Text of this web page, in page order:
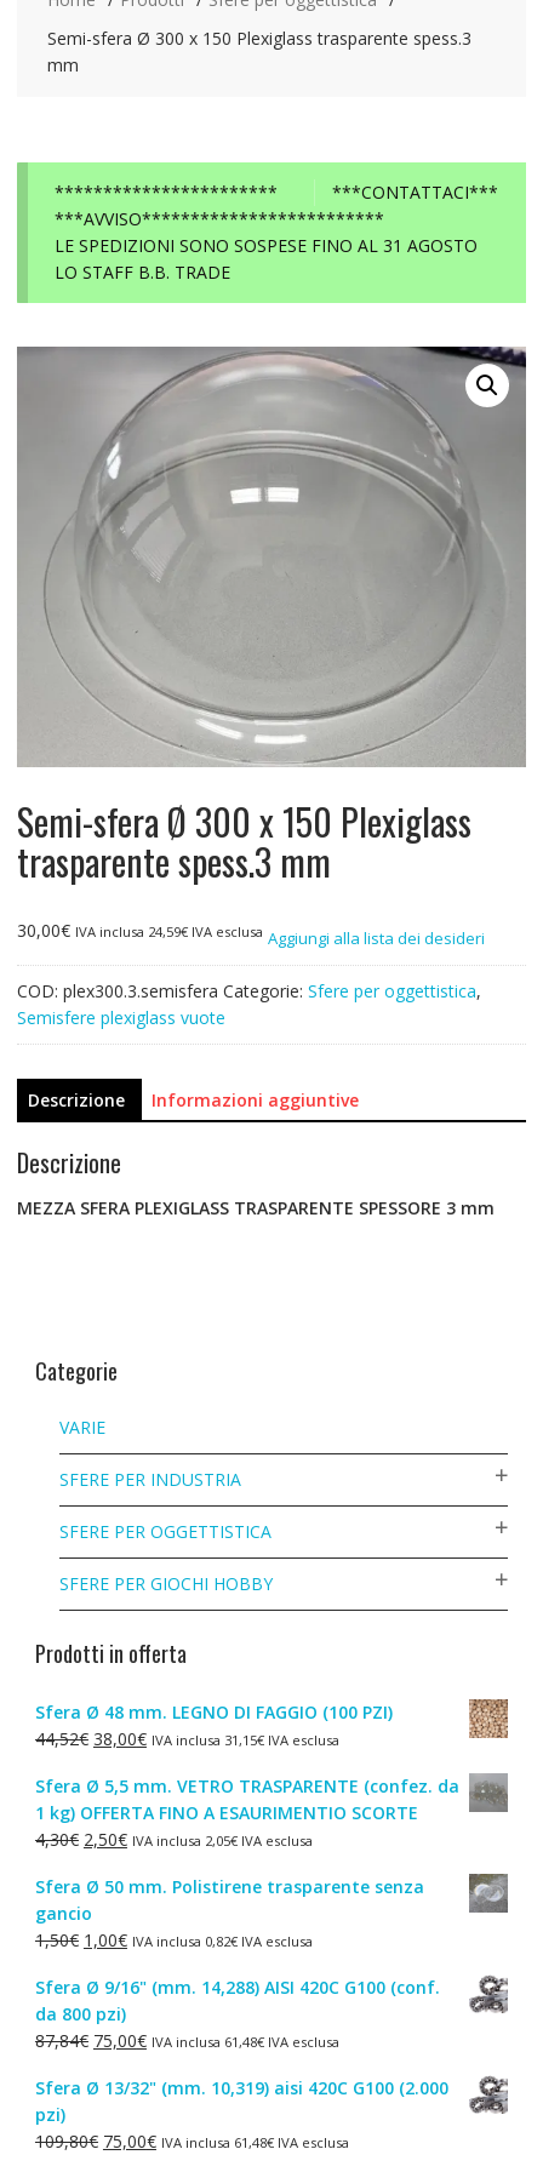
Semi-sfera Ø 300 x 150 Plexiglass trasparente spess.3
mm
***CONTATTACI***
***********************
***AVVISO*************************
LE SPEDIZIONI SONO SOSPESE FINO AL 31 AGOSTO
LO STAFF B.B. TRADE
Semi-sfera Ø 300 x 150 Plexiglass
trasparente spess.3 mm
30,00€ IVA inclusa 24,59€IVA esclusa Aggiungi alla lista dei desideri
COD: plex300.3.semisfera Categorie: Sfere per oggettistica,
Semisfere plexiglass vuote
Descrizione Informazioni aggiuntive
Descrizione
MEZZA SFERA PLEXIGLASS TRASPARENTE SPESSORE 3 mm
Categorie
VARIE
SFERE PER INDUSTRIA
SFERE PER OGGETTISTICA
SFERE PER GIOCHI HOBBY
Prodotti in offerta
Sfera Ø 48 mm. LEGNO DI FAGGIO (100 PZI)
44,52€ Il
originale
era:
44,52€.
38,00€Il
attuale
è:
38,00€.
IVA inclusa 31,15€IVA esclusa
Sfera Ø 5,5 mm. VETRO TRASPARENTE (confez. da
1 kg) OFFERTA FINO A ESAURIMENTIO SCORTE
4,30€ Il
originale
era:
4,30€.
2,50€Il
attuale
2,50€.
IVA inclusa 2,05€IVA esclusa
Sfera Ø 50 mm. Polistirene trasparente senza
gancio
1,50€ Il
originale
era:
1,50€.
1,00€Il
attuale
è:
1,00€.
IVA inclusa 0,82€IVA esclusa
Sfera Ø 9/16" (mm. 14,288) AISI 420C G100 (conf.
da 800 pzi)
87,84€ Il
originale
87,84€.
75,00€Il
attuale
75,00€.
IVA inclusa 61,48€IVA esclusa
Sfera Ø 13/32" (mm. 10,319) aisi 420C G100 (2.000
pzi)
109,80€ Il
75,00€IlIVA inclusa 61,48€IVA esclusa